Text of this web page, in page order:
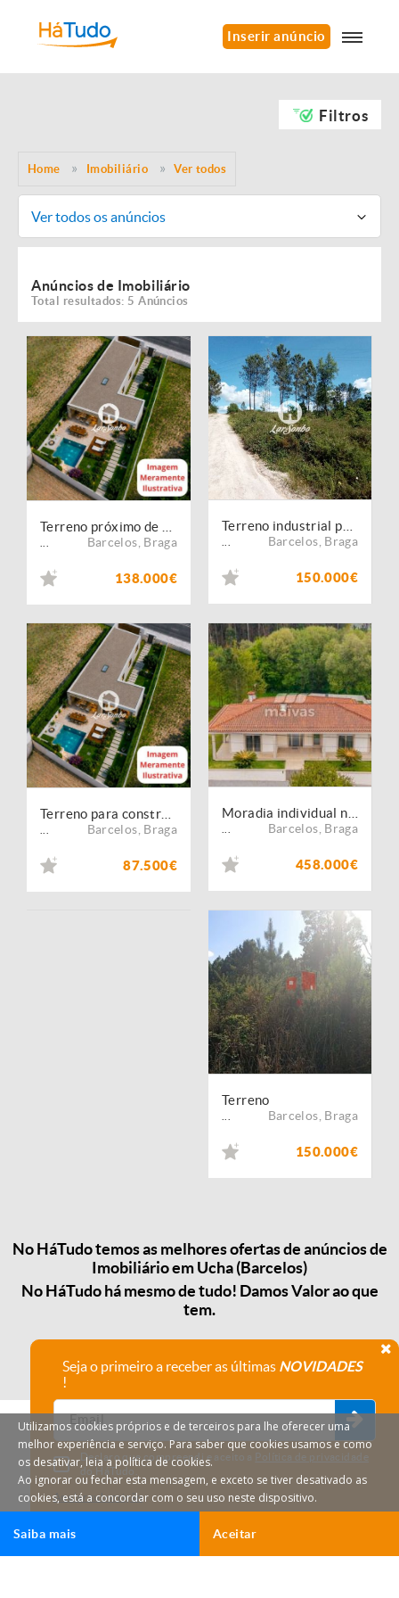
Inserir anúncio
Filtros
Home Imobiliário Ver todos
Ver todos os anúncios
Anúncios de Imobiliário
Total resultados: 5 Anúncios
Barcelos Braga
138.000€
Barcelos Braga
150.000€
Barcelos Braga
87.500€
Barcelos Braga
458.000€
Terreno
Barcelos Braga
150.000€
No HáTudo temos as melhores ofertas de anúncios de
Imobiliário em Ucha (Barcelos)
No HáTudo há mesmo de tudo! Damos Valor ao que
tem.
Seja o primeiro a receber as últimas NOVIDADES
!
Declaro que compreendi e aceito a Política de privacidade
do HáTudo.
Anular subscrição
Utilizamos cookies próprios e de terceiros para lhe oferecer uma
melhor experiência e serviço. Para saber que cookies usamos e como
os desativar, leia a política de cookies.
Ao ignorar ou fechar esta mensagem, e exceto se tiver desativado as
cookies, está a concordar com o seu uso neste dispositivo.
Aceitar
Saiba mais